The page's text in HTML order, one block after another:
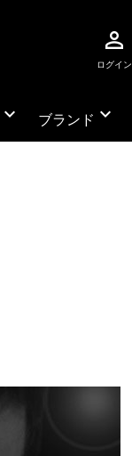
perm_identity
ログイン
expand_more ブランド expand_more